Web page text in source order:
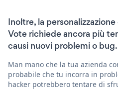
Inoltre, la
Vote richiede ancora più
causi nuovi problemi o bug.
Man mano che la tua azienda
probabile che tu incorra in
hacker potrebbero tentare di